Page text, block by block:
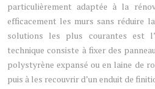
particulièrement adaptée à la
efficacement les murs sans réduire
solutions les plus courantes est
technique consiste à fixer des
polystyrène expansé ou en laine de
puis à les recouvrir d’un enduit de